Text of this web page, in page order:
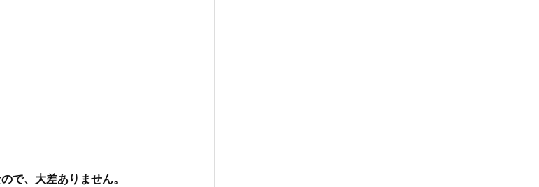
で、大差ありません。